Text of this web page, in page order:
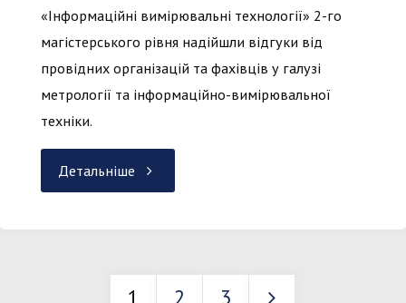
«Інформаційні вимірювальні технології» 2-го
магістерського рівня надійшли відгуки від
провідних організацій та фахівців у галузі
метрології та інформаційно-вимірювальної
техніки.
Детальніше "Громадське
1 2 3